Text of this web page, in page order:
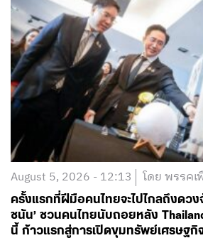
August 5, 2026 - 12:13 โดย พรรคเ
ครั้งแรกที่ฝีมือคนไทยจะไปไกลถึงดว
ชนัน’ ชวนคนไทยนับถอยหลัง
นี้ ก้าวแรกสู่การเปิดขุมทรัพย์เศรษฐ